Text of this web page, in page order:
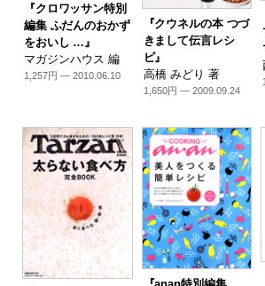
『クロワッサン特別
編集 ふだんのおかず
をおいし …』
マガジンハウス 編
1,257円 — 2010.06.10
『クウネルの本 つづ
きまして伝言レシ
ピ』
高橋 みどり 著
1,650円 — 2009.09.24